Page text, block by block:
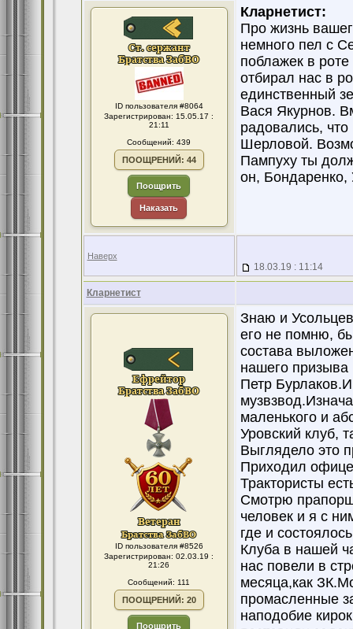
ID пользователя #8064
Зарегистрирован: 15.05.17 :
21:11
Сообщений: 439
ПООЩРЕНИЙ: 44
Поощрить
Наказать
Кларнетист:
Про жизнь
немного пел с
поблажек в
отбирал нас в
единственный
Вася Якурнов.
радовались,
Шерловой.
Пампуху ты
он,
Наверх
18.03.19 : 11:14
Кларнетист
ID пользователя #8526
Зарегистрирован: 02.03.19 :
21:26
Сообщений: 111
ПООЩРЕНИЙ: 20
Поощрить
Знаю и
его не помню,
состава
нашего
Петр
маленького и
Уровский клуб,
Выглядело это
Приходил
Трактористы
Смотрю
человек и я с
где и
Клуба в нашей
нас повели в
месяца,как
промасленные
наподобие